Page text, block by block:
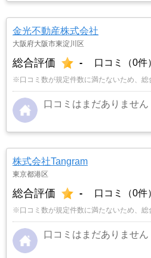
金光不動産株式会社
大阪府大阪市東淀川区
総合評価 - 口コミ（0件
※口コミ数が規定件数に満たないため、総
口コミはまだありません
株式会社Tangram
東京都港区
総合評価 - 口コミ（0件
※口コミ数が規定件数に満たないため、総
口コミはまだありません